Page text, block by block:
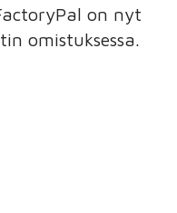
on nyt
omistuksessa.